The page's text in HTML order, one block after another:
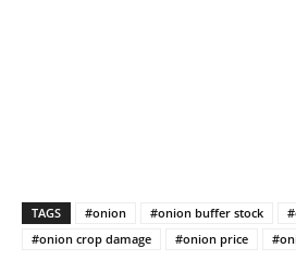
TAGS #onion #onion buffer stock
#onion crop damage
#onion price